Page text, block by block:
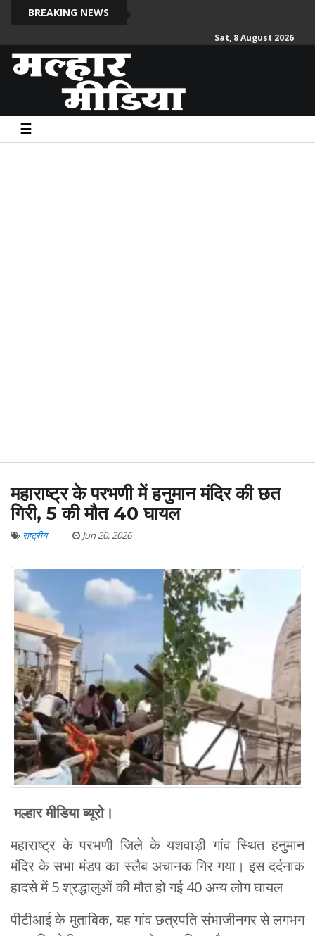
BREAKING NEWS
Sat, 8 August 2026
☰
महाराष्ट्र के परभणी में हनुमान मंदिर की छत
गिरी, 5 की मौत 40 घायल
राष्ट्रीय Jun 20, 2026
मल्हार मीडिया ब्यूरो।
महाराष्ट्र के परभणी जिले के यशवाड़ी गांव स्थित हनुमान
मंदिर के सभा मंडप का स्लैब अचानक गिर गया। इस दर्दनाक
हादसे में 5 श्रद्धालुओं की मौत हो गई 40 अन्य लोग घायल
पीटीआई के मुताबिक, यह गांव छत्रपति संभाजीनगर से लगभग